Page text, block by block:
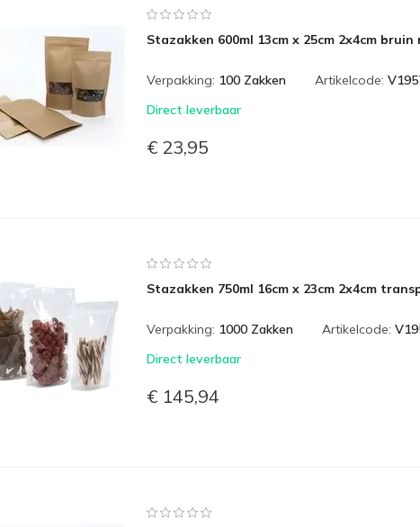
Stazakken 600ml 13cm x 25cm 2x4cm
Verpakking: 100 Zakken Artikelcode:
Direct leverbaar
€ 23,95
Stazakken 750ml 16cm x 23cm 2x4cm
Verpakking: 1000 Zakken Artikelcode:
Direct leverbaar
€ 145,94